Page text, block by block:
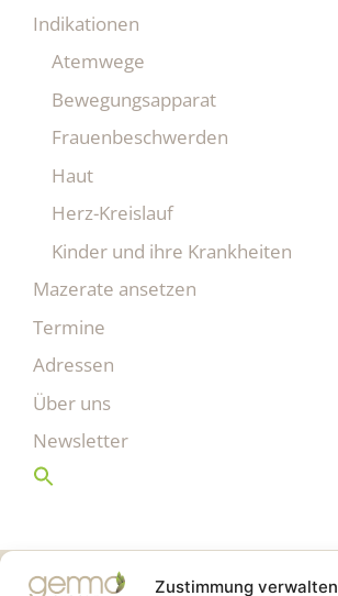
Zustimmung verwalten
Indikationen
Atemwege
Bewegungsapparat
Frauenbeschwerden
Haut
Herz-Kreislauf
Kinder und ihre Krankheiten
Mazerate ansetzen
Termine
Adressen
Über uns
Newsletter
Gemmo Community